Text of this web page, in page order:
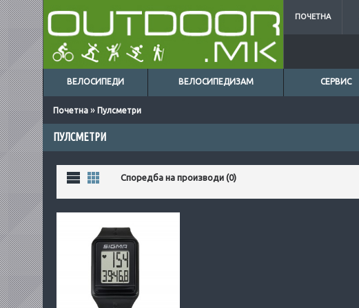
ПОЧЕТНА
ВЕЛОСИПЕДИ ВЕЛОСИПЕДИЗАМ СЕРВИС
Почетна » Пулсметри
ПУЛСМЕТРИ
ЛистаТабела Споредба на производи (0)